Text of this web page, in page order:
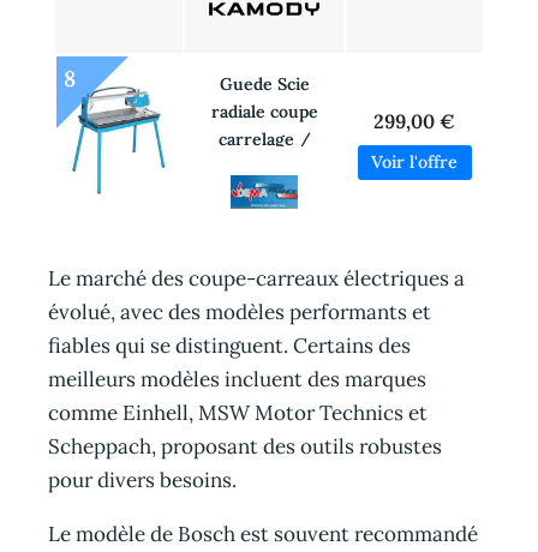
batterie) 4301190
8
Guede Scie
radiale coupe
carrelage /
299,00 €
Le marché des coupe-carreaux électriques a
évolué, avec des modèles performants et
fiables qui se distinguent. Certains des
meilleurs modèles incluent des marques
comme Einhell, MSW Motor Technics et
Scheppach, proposant des outils robustes
pour divers besoins.
Le modèle de Bosch est souvent recommandé